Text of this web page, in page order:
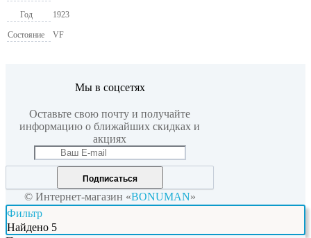
Год 1923
Состояние VF
Мы в соцсетях
Оставьте свою почту и получайте
информацию о ближайших скидках и
акциях
Подписаться
© Интернет-магазин «BONUMAN»
Фильтр
Найдено 5